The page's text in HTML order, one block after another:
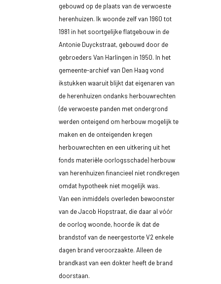
gebouwd op de plaats van de verwoeste
herenhuizen. Ik woonde zelf van 1960 tot
1981 in het soortgelijke flatgebouw in de
Antonie Duyckstraat, gebouwd door de
gebroeders Van Harlingen in 1950. In het
gemeente-archief van Den Haag vond
ikstukken waaruit blijkt dat eigenaren van
de herenhuizen ondanks herbouwrechten
(de verwoeste panden met ondergrond
werden onteigend om herbouw mogelijk te
maken en de onteigenden kregen
herbouwrechten en een uitkering uit het
fonds materiële oorlogsschade) herbouw
van herenhuizen financieel niet rondkregen
omdat hypotheek niet mogelijk was.
Van een inmiddels overleden bewoonster
van de Jacob Hopstraat, die daar al vóór
de oorlog woonde, hoorde ik dat de
brandstof van de neergestorte V2 enkele
dagen brand veroorzaakte. Alleen de
brandkast van een dokter heeft de brand
doorstaan.